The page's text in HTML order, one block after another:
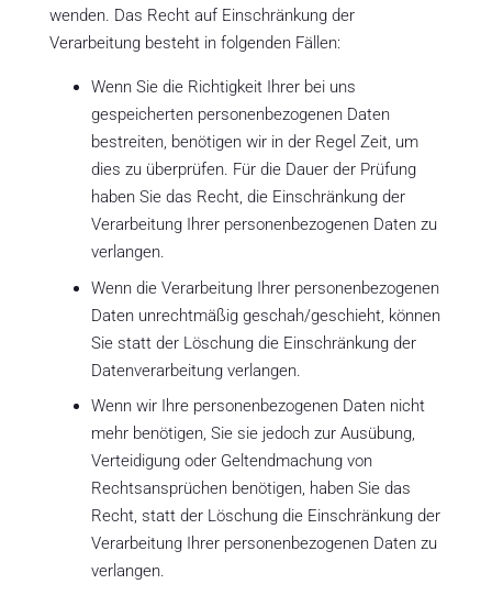
wenden. Das Recht auf Einschränkung der
Verarbeitung besteht in folgenden Fällen:
Wenn Sie die Richtigkeit Ihrer bei uns
gespeicherten personenbezogenen Daten
bestreiten, benötigen wir in der Regel Zeit, um
dies zu überprüfen. Für die Dauer der Prüfung
haben Sie das Recht, die Einschränkung der
Verarbeitung Ihrer personenbezogenen Daten zu
verlangen.
Wenn die Verarbeitung Ihrer personenbezogenen
Daten unrechtmäßig geschah/geschieht, können
Sie statt der Löschung die Einschränkung der
Datenverarbeitung verlangen.
Wenn wir Ihre personenbezogenen Daten nicht
mehr benötigen, Sie sie jedoch zur Ausübung,
Verteidigung oder Geltendmachung von
Rechtsansprüchen benötigen, haben Sie das
Recht, statt der Löschung die Einschränkung der
Verarbeitung Ihrer personenbezogenen Daten zu
verlangen.